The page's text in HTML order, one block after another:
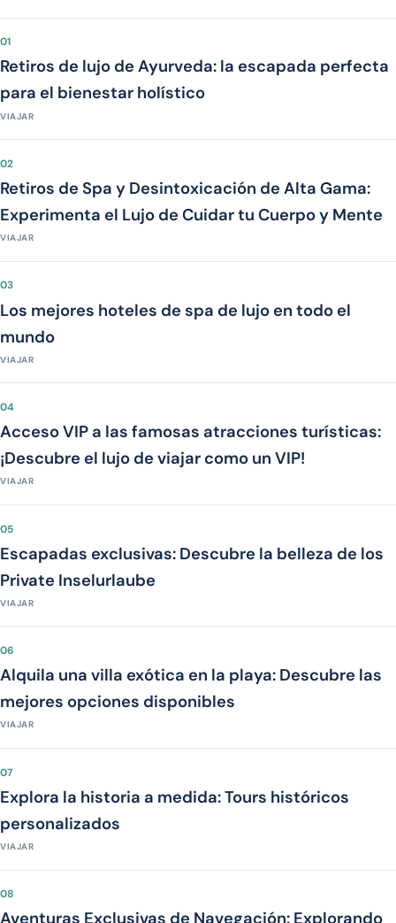
01
Retiros de lujo de Ayurveda: la escapada perfecta
para el bienestar holístico
VIAJAR
02
Retiros de Spa y Desintoxicación de Alta Gama:
Experimenta el Lujo de Cuidar tu Cuerpo y Mente
VIAJAR
03
Los mejores hoteles de spa de lujo en todo el
mundo
VIAJAR
04
Acceso VIP a las famosas atracciones turísticas:
¡Descubre el lujo de viajar como un VIP!
VIAJAR
05
Escapadas exclusivas: Descubre la belleza de los
Private Inselurlaube
VIAJAR
06
Alquila una villa exótica en la playa: Descubre las
mejores opciones disponibles
VIAJAR
07
Explora la historia a medida: Tours históricos
personalizados
VIAJAR
08